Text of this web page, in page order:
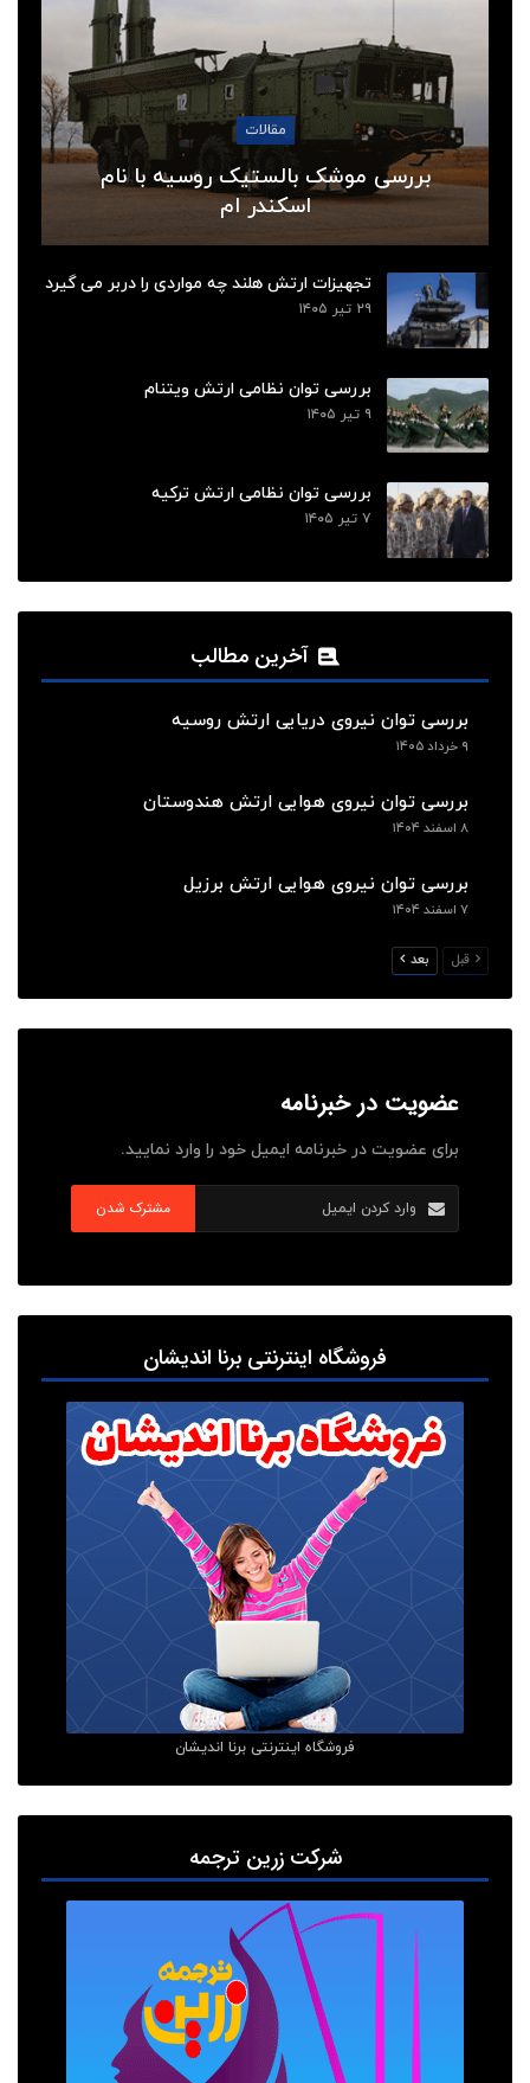
مقالات
بررسی موشک بالستیک روسیه با نام
اسکندر ام
تجهیزات ارتش هلند چه مواردی را دربر می گیرد
۲۹ تیر ۱۴۰۵
بررسی توان نظامی ارتش ویتنام
۹ تیر ۱۴۰۵
بررسی توان نظامی ارتش ترکیه
۷ تیر ۱۴۰۵
آخرین مطالب
بررسی توان نیروی دریایی ارتش روسیه
۹ خرداد ۱۴۰۵
بررسی توان نیروی هوایی ارتش هندوستان
۸ اسفند ۱۴۰۴
بررسی توان نیروی هوایی ارتش برزیل
۷ اسفند ۱۴۰۴
قبل بعد
عضویت در خبرنامه
برای عضویت در خبرنامه ایمیل خود را وارد نمایید.
مشترک شدن
فروشگاه اینترنتی برنا اندیشان
فروشگاه اینترنتی برنا اندیشان
شرکت زرین ترجمه